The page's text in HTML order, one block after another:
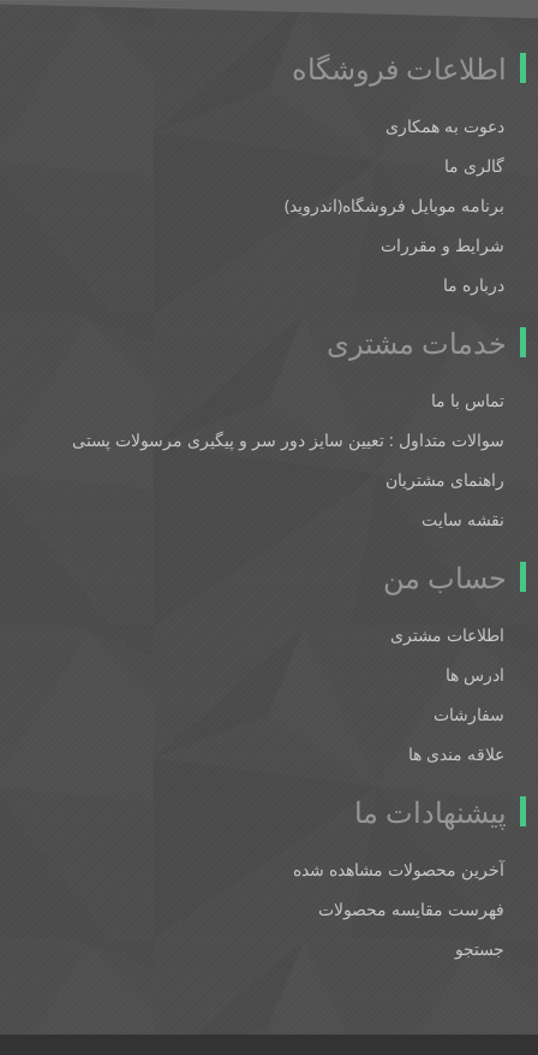
اطلاعات فروشگاه
دعوت به همکاری
گالری ما
برنامه موبایل فروشگاه(اندروید)
شرایط و مقررات
درباره ما
خدمات مشتری
تماس با ما
سوالات متداول : تعیین سایز دور سر و پیگیری مرسولات پستی
راهنمای مشتریان
نقشه سایت
حساب من
اطلاعات مشتری
ادرس ها
سفارشات
علاقه مندی ها
پیشنهادات ما
آخرین محصولات مشاهده شده
فهرست مقایسه محصولات
جستجو